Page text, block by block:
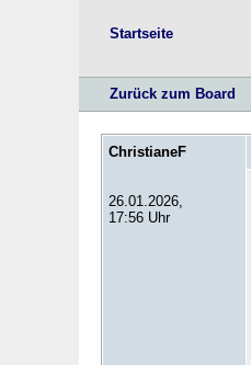
Startseite
Zurück zum Board
ChristianeF
26.01.2026,
17:56 Uhr